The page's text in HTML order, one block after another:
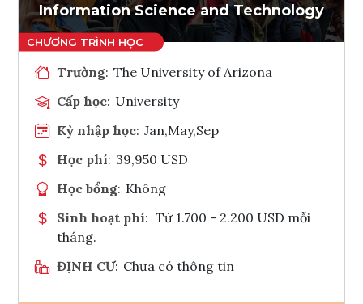
Information Science and Technology
Trường: The University of Arizona
Cấp học: University
Kỳ nhập học: Jan,May,Sep
Học phí: 39,950 USD
Học bổng: Không
Sinh hoạt phí: Từ 1.700 - 2.200 USD mỗi
tháng.
ĐỊNH CƯ: Chưa có thông tin